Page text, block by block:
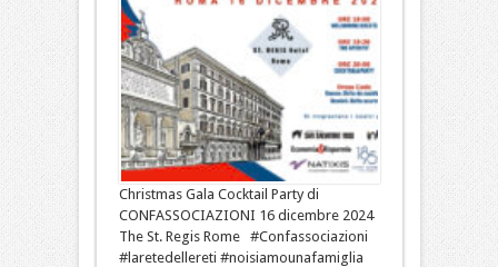
Christmas Gala Cocktail Party di
CONFASSOCIAZIONI 16 dicembre 2024
The St. Regis Rome #Confassociazioni
#laretedellereti #noisiamounafamiglia